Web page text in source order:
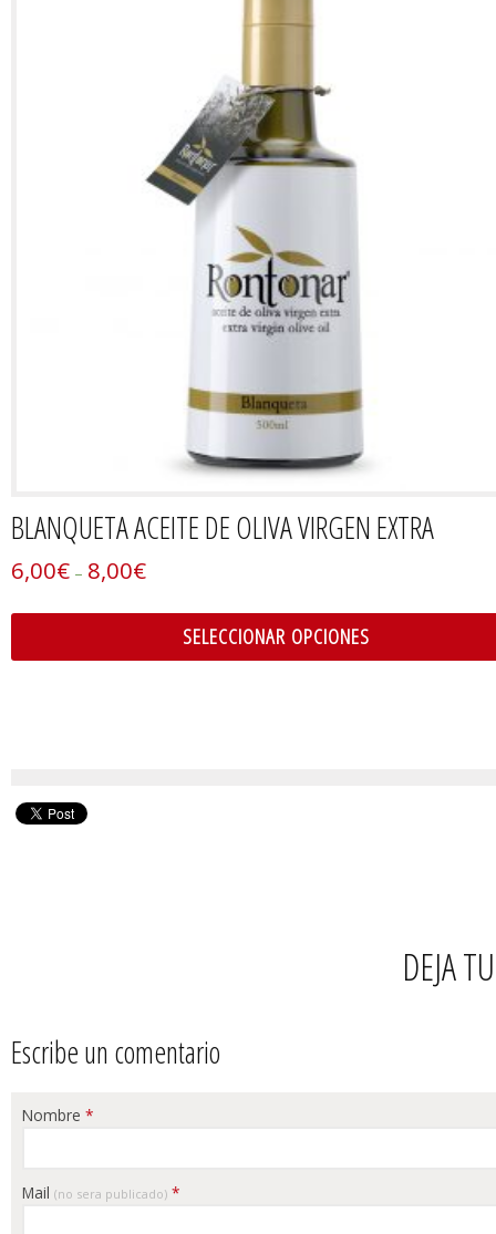
BLANQUETA ACEITE DE OLIVA VIRGEN EXTRA
6,00€ – 8,00€
SELECCIONAR OPCIONES
DEJA
Escribe un comentario
Nombre *
Mail (no sera publicado) *